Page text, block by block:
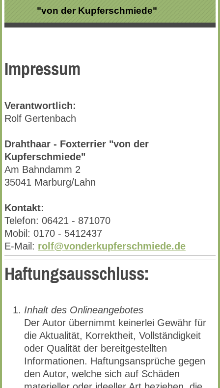
"von der Kupferschmiede"
Impressum
Verantwortlich:
Rolf Gertenbach
Drahthaar - Foxterrier "von der
Kupferschmiede"
Am Bahndamm 2
35041 Marburg/Lahn
Kontakt:
Telefon: 06421 - 871070
Mobil: 0170 - 5412437
E-Mail: rolf@vonderkupferschmiede.de
Haftungsausschluss:
Inhalt des Onlineangebotes
Der Autor übernimmt keinerlei Gewähr für
die Aktualität, Korrektheit, Vollständigkeit
oder Qualität der bereitgestellten
Informationen. Haftungsansprüche gegen
den Autor, welche sich auf Schäden